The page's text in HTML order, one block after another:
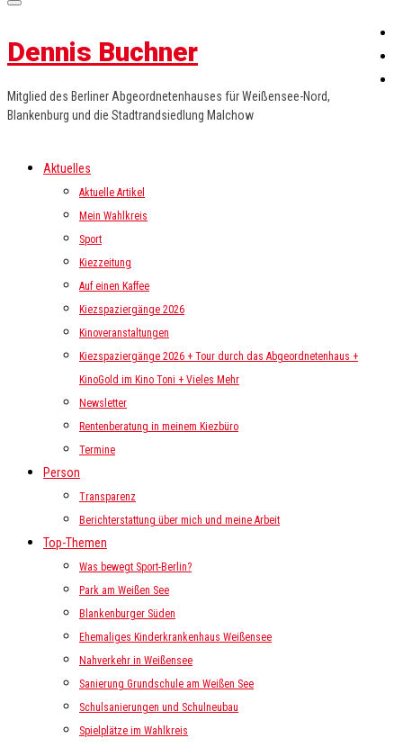
Dennis Buchner
Mitglied des Berliner Abgeordnetenhauses für Weißensee-Nord,
Blankenburg und die Stadtrandsiedlung Malchow
Aktuelles
Aktuelle Artikel
Mein Wahlkreis
Sport
Kiezzeitung
Auf einen Kaffee
Kiezspaziergänge 2026
Kinoveranstaltungen
Kiezspaziergänge 2026 + Tour durch das Abgeordnetenhaus +
KinoGold im Kino Toni + Vieles Mehr
Newsletter
Rentenberatung in meinem Kiezbüro
Termine
Person
Transparenz
Berichterstattung über mich und meine Arbeit
Top-Themen
Was bewegt Sport-Berlin?
Park am Weißen See
Blankenburger Süden
Ehemaliges Kinderkrankenhaus Weißensee
Nahverkehr in Weißensee
Sanierung Grundschule am Weißen See
Schulsanierungen und Schulneubau
Spielplätze im Wahlkreis